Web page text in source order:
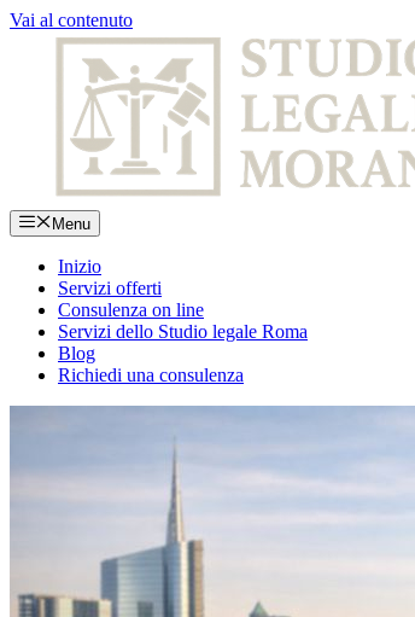
Vai al contenuto
Menu
Inizio
Servizi offerti
Consulenza on line
Servizi dello Studio legale Roma
Blog
Richiedi una consulenza